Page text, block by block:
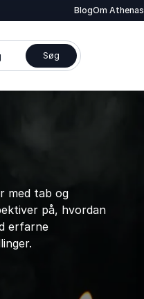
BlogOm Athenas
Søg
med tab og
på, hvordan
erfarne